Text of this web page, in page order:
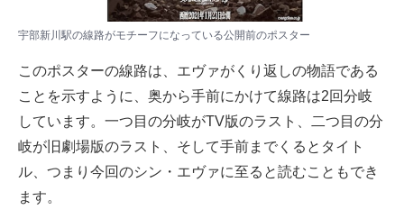
宇部新川駅の線路がモチーフになっている公開前のポスター
このポスターの線路は、エヴァがくり返しの物語である
ことを示すように、奥から手前にかけて線路は2回分岐
しています。一つ目の分岐がTV版のラスト、二つ目の分
岐が旧劇場版のラスト、そして手前までくるとタイト
ル、つまり今回のシン・エヴァに至ると読むこともでき
ます。